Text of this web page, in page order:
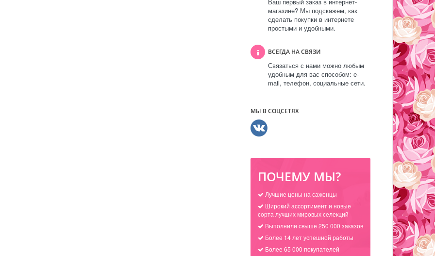
магазине? Мы подскажем, как
сделать покупки в интернете
простыми и удобными.
ВСЕГДА НА СВЯЗИ
Связаться с нами можно любым
удобным для вас способом: e-
mail, телефон, социальные сети.
МЫ В СОЦСЕТЯХ
ПОЧЕМУ МЫ?
Лучшие цены на саженцы
Широкий ассортимент и новые
сорта лучших мировых селекций
Выполнили свыше 250 000 заказов
Более 14 лет успешной работы
Более 65 000 покупателей